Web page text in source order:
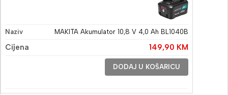
MAKITA Akumulator 10,8 V 4,0 Ah BL1040B
149,90 KM
DODAJ U KOŠARICU